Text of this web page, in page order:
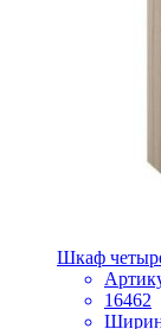
Шкаф
16462